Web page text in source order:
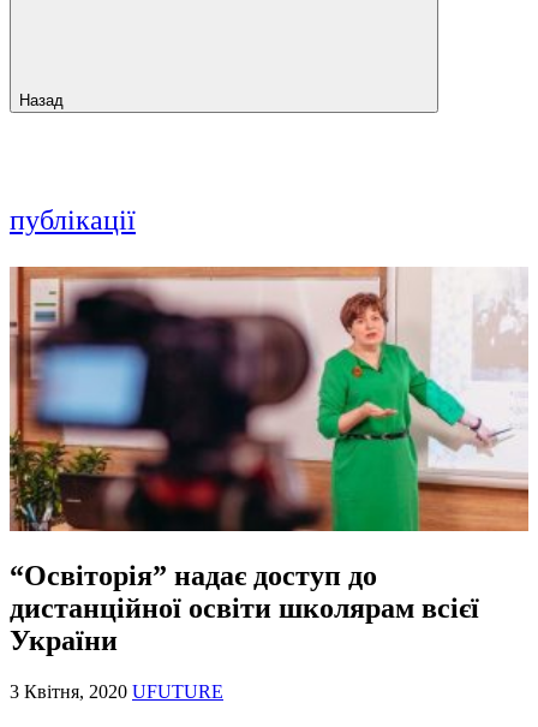
Назад
публікації
“Освіторія” надає доступ до
дистанційної освіти школярам всієї
України
3 Квітня, 2020 UFUTURE